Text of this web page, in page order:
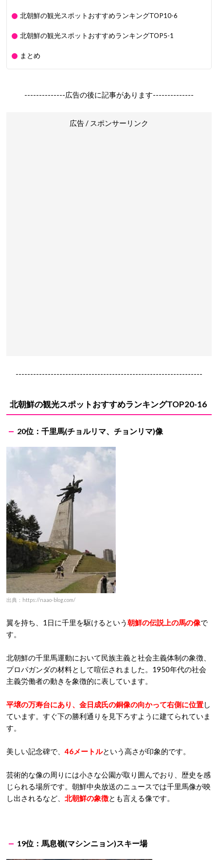
北朝鮮の観光スポットおすすめランキングTOP10-6
北朝鮮の観光スポットおすすめランキングTOP5-1
まとめ
--------------広告の後に記事があります--------------
広告 / スポンサーリンク
----------------------------------------------------------------
北朝鮮の観光スポットおすすめランキングTOP20-16
20位：千里馬(チョルリマ、チョンリマ)像
出典：https://naao-blog.com/
翼を持ち、1日に千里を駆けるという 朝鮮の伝説上の馬の像で
す。
北朝鮮の千里馬運動において民族主義と社会主義体制の象徴、
プロパガンダの材料として喧伝されました。1950年代の社会
主義労働者の動きを象徴的に表しています。
平壌の万寿台にあり、金日成氏の銅像の向かって右側に位置し
ています。すぐ下の勝利通りを見下ろすように建てられていま
す。
美しい記念碑で、46メートルという高さが印象的です。
芸術的な像の周りには小さな公園が取り囲んでおり、歴史を感
じられる場所です。朝鮮中央放送のニュースでは千里馬像が映
し出されるなど、 北朝鮮の象徴とも言える像です。
19位：馬息嶺(マシンニョン)スキー場